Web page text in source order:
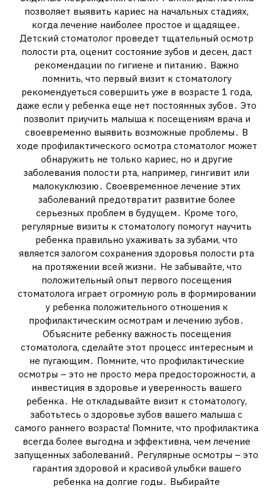
позволяет выявить кариес на начальных стадиях‚
когда лечение наиболее простое и щадящее․
Детский стоматолог проведет тщательный осмотр
полости рта‚ оценит состояние зубов и десен‚ даст
рекомендации по гигиене и питанию․ Важно
помнить‚ что первый визит к стоматологу
рекомендуеться совершить уже в возрасте 1 года‚
даже если у ребенка еще нет постоянных зубов․ Это
позволит приучить малыша к посещениям врача и
своевременно выявить возможные проблемы․ В
ходе профилактического осмотра стоматолог может
обнаружить не только кариес‚ но и другие
заболевания полости рта‚ например‚ гингивит или
малокуклюзию․ Своевременное лечение этих
заболеваний предотвратит развитие более
серьезных проблем в будущем․ Кроме того‚
регулярные визиты к стоматологу помогут научить
ребенка правильно ухаживать за зубами‚ что
является залогом сохранения здоровья полости рта
на протяжении всей жизни․ Не забывайте‚ что
положительный опыт первого посещения
стоматолога играет огромную роль в формировании
у ребенка положительного отношения к
профилактическим осмотрам и лечению зубов․
Объясните ребенку важность посещения
стоматолога‚ сделайте этот процесс интересным и
не пугающим․ Помните‚ что профилактические
осмотры – это не просто мера предосторожности‚ а
инвестиция в здоровье и уверенность вашего
ребенка․ Не откладывайте визит к стоматологу‚
заботьтесь о здоровье зубов вашего малыша с
самого раннего возраста! Помните‚ что профилактика
всегда более выгодна и эффективна‚ чем лечение
запущенных заболеваний․ Регулярные осмотры – это
гарантия здоровой и красивой улыбки вашего
ребенка на долгие годы․ Выбирайте